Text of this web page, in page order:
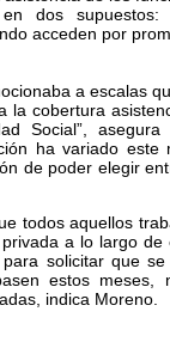
dos supuestos:
acceden por
a escalas
la cobertura
Social”, asegura
ha variado este
de poder elegir
todos aquellos
a lo largo de
solicitar que se
estos meses,
indica Moreno.